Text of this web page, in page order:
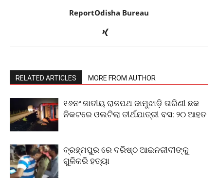
ReportOdisha Bureau
RELATED ARTICLES MORE FROM AUTHOR
୧୬ନଂ ଜାତୀୟ ରାଜପଥ ଜାମୁଝାଡ଼ି ତାରିଣୀ ଛକ
ନିକଟରେ ଓଲଟିଲା ତୀର୍ଥଯାତ୍ରୀ ବସ: ୨୦ ଆହତ
ବ୍ରହ୍ମପୁର ରେ ବରିଷ୍ଠ ଆଇନଜୀବୀଙ୍କୁ
ଗୁଳିକରି ହତ୍ୟା